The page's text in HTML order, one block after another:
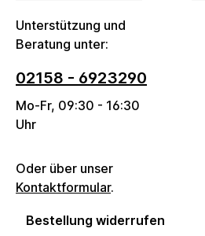
Unterstützung und
Beratung unter:
02158 - 6923290
Mo-Fr, 09:30 - 16:30
Uhr
Oder über unser
Kontaktformular.
Bestellung widerrufen